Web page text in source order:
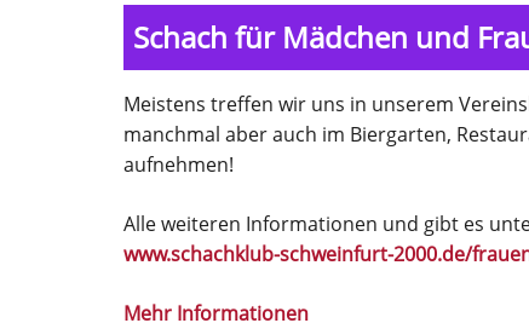
Schach für Mädchen und
Meistens treffen wir uns in unserem
manchmal aber auch im Biergarten,
aufnehmen!
Alle weiteren Informationen und gibt es
www.schachklub-schweinfurt-2000.de/
Mehr Informationen